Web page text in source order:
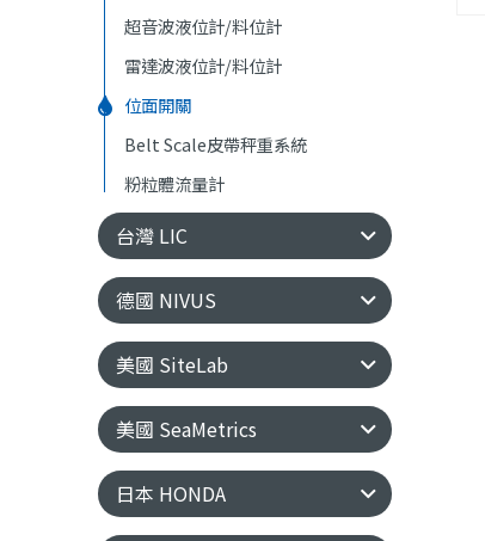
超音波液位計/料位計
雷達波液位計/料位計
位面開關
Belt Scale皮帶秤重系統
粉粒體流量計
台灣 LIC
德國 NIVUS
美國 SiteLab
美國 SeaMetrics
日本 HONDA